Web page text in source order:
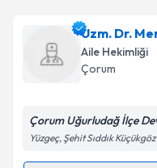
Dr. Metin Çıtak
Size bu uzmandan
hazırlandığında e-
Uzm. Dr.
Aile Hekimliği
Çorum
Çorum Uğurludağ İlçe
Yüzgeç, Şehit Sıddık